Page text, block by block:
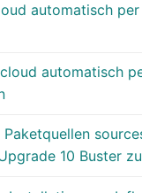
automatisch
automatisch
10 Buster